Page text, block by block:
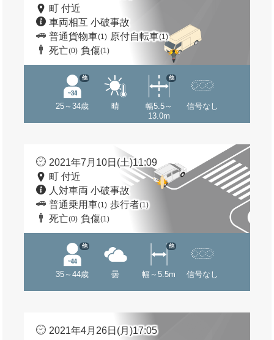
町 付近
車両相互 小破事故
普通貨物車(1) 原付自転車(1)
死亡(0) 負傷(1)
25～34歳
他
晴
幅5.5～
13.0m
他
信号なし
2021年7月10日(土)11:09
町 付近
人対車両 小破事故
普通乗用車(1) 歩行者(1)
死亡(0) 負傷(1)
35～44歳
他
曇 幅～5.5m
他
信号なし
2021年4月26日(月)17:05